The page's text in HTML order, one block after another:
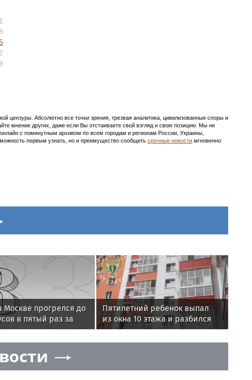
1
Абсолютно все точки зрения, трезвая аналитика, цивилизованные споры и
мнение других, даже если Вы отстаиваете свой взгляд и свою позицию. Мы не
с поминутным архивом по всем городам и регионам России, Украины,
первым узнать, но и преимущество сообщить срочные новости мгновенно
Москве прогрелся до
в пятый раз за
Пятилетний ребенок выпал
из окна 10 этажа и разбился
насмерть в Казани